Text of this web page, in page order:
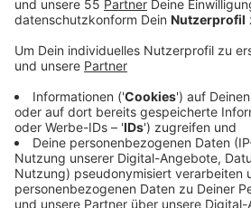
Umgestürzte Bäume, überflutete
kurz vor 19:00 Uhr ein schweres
Um 19:30 Uhr meldet die
mehrere umgestürzte Bäume. Der
dabei in Willich und der Stadt
halben Stunde hat es rund 45